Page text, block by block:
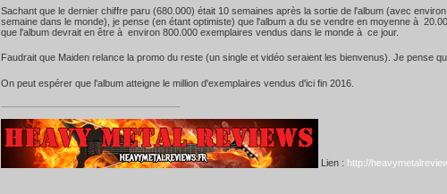
Sachant que le dernier chiffre paru (680.000) était 10 semaines après la sortie de l'album (avec
semaine dans le monde), je pense (en étant optimiste) que l'album a du se vendre en moyenne à
que l'album devrait en être à environ 800.000 exemplaires vendus dans le monde à ce jour.
Faudrait que Maiden relance la promo du reste (un single et vidéo seraient les bienvenus). Je pense
On peut espérer que l'album atteigne le million d'exemplaires vendus d'ici fin 2016.
Lien : http://